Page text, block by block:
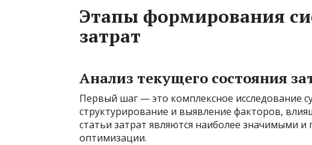
Этапы формирования
затрат
Анализ текущего состояния
Первый шаг — это комплексное исследование
структурирование и выявление факторов,
статьи затрат являются наиболее значимыми
оптимизации.